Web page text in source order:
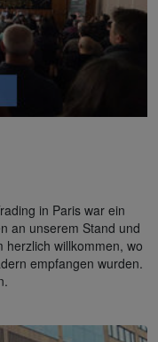
in Paris war ein
an unserem Stand und
herzlich willkommen, wo
empfangen wurden.